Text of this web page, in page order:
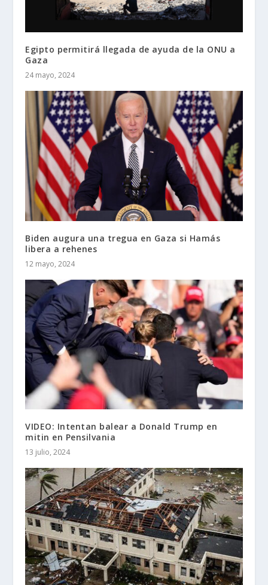
Egipto permitirá llegada de ayuda de la ONU a
Gaza
24 mayo, 2024
Biden augura una tregua en Gaza si Hamás
libera a rehenes
12 mayo, 2024
VIDEO: Intentan balear a Donald Trump en
mitin en Pensilvania
13 julio, 2024